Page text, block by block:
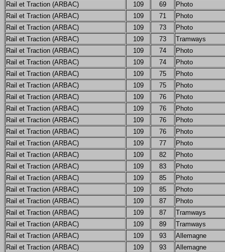
Rail et Traction (ARBAC)
109 69
Photo
Rail et Traction (ARBAC)
109 71
Photo
Rail et Traction (ARBAC)
109 73
Photo
Rail et Traction (ARBAC)
109 73
Tramways
Rail et Traction (ARBAC)
109 74
Photo
Rail et Traction (ARBAC)
109 74
Photo
Rail et Traction (ARBAC)
109 75
Photo
Rail et Traction (ARBAC)
109 75
Photo
Rail et Traction (ARBAC)
109 76
Photo
Rail et Traction (ARBAC)
109 76
Photo
Rail et Traction (ARBAC)
109 76
Photo
Rail et Traction (ARBAC)
109 76
Photo
Rail et Traction (ARBAC)
109 77
Photo
Rail et Traction (ARBAC)
109 82
Photo
Rail et Traction (ARBAC)
109 83
Photo
Rail et Traction (ARBAC)
109 85
Photo
Rail et Traction (ARBAC)
109 85
Photo
Rail et Traction (ARBAC)
109 87
Photo
Rail et Traction (ARBAC)
109 87
Tramways
Rail et Traction (ARBAC)
109 89
Tramways
Rail et Traction (ARBAC)
109 93
Allemagne
Rail et Traction (ARBAC)
109 93
Allemagne